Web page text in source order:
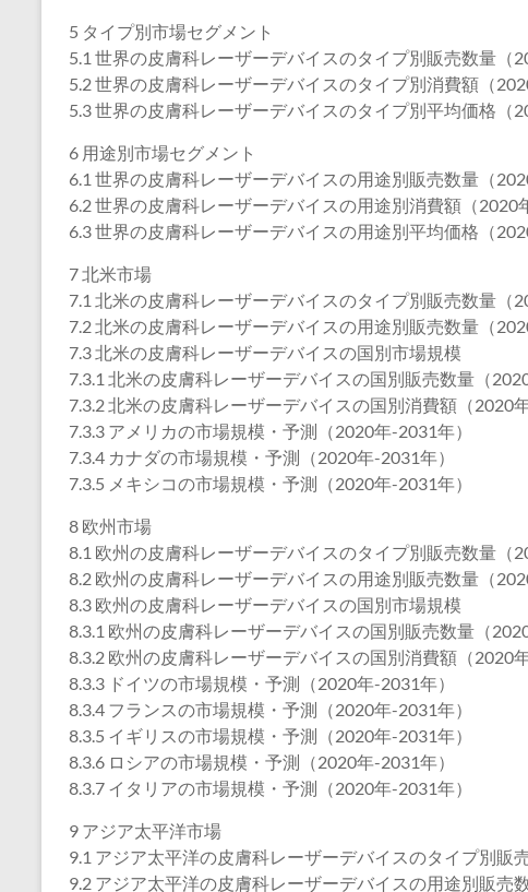
5 タイプ別市場セグメント
5.1 世界の皮膚科レーザーデバイスのタイプ別販売数量（
5.2 世界の皮膚科レーザーデバイスのタイプ別消費額（
5.3 世界の皮膚科レーザーデバイスのタイプ別平均価格（
6 用途別市場セグメント
6.1 世界の皮膚科レーザーデバイスの用途別販売数量（
6.2 世界の皮膚科レーザーデバイスの用途別消費額（2020
6.3 世界の皮膚科レーザーデバイスの用途別平均価格（
7 北米市場
7.1 北米の皮膚科レーザーデバイスのタイプ別販売数量（
7.2 北米の皮膚科レーザーデバイスの用途別販売数量（
7.3 北米の皮膚科レーザーデバイスの国別市場規模
7.3.1 北米の皮膚科レーザーデバイスの国別販売数量（
7.3.2 北米の皮膚科レーザーデバイスの国別消費額（2020
7.3.3 アメリカの市場規模・予測（2020年-2031年）
7.3.4 カナダの市場規模・予測（2020年-2031年）
7.3.5 メキシコの市場規模・予測（2020年-2031年）
8 欧州市場
8.1 欧州の皮膚科レーザーデバイスのタイプ別販売数量（
8.2 欧州の皮膚科レーザーデバイスの用途別販売数量（
8.3 欧州の皮膚科レーザーデバイスの国別市場規模
8.3.1 欧州の皮膚科レーザーデバイスの国別販売数量（
8.3.2 欧州の皮膚科レーザーデバイスの国別消費額（2020
8.3.3 ドイツの市場規模・予測（2020年-2031年）
8.3.4 フランスの市場規模・予測（2020年-2031年）
8.3.5 イギリスの市場規模・予測（2020年-2031年）
8.3.6 ロシアの市場規模・予測（2020年-2031年）
8.3.7 イタリアの市場規模・予測（2020年-2031年）
9 アジア太平洋市場
9.1 アジア太平洋の皮膚科レーザーデバイスのタイプ別販
9.2 アジア太平洋の皮膚科レーザーデバイスの用途別販売